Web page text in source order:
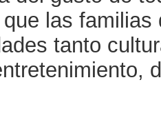
las familias
tanto